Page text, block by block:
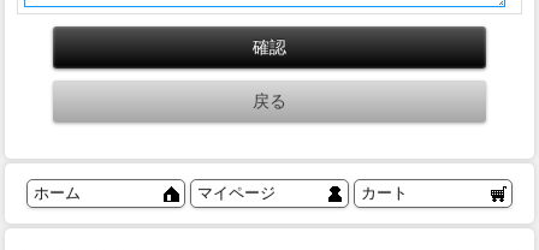
ホーム マイページ カート